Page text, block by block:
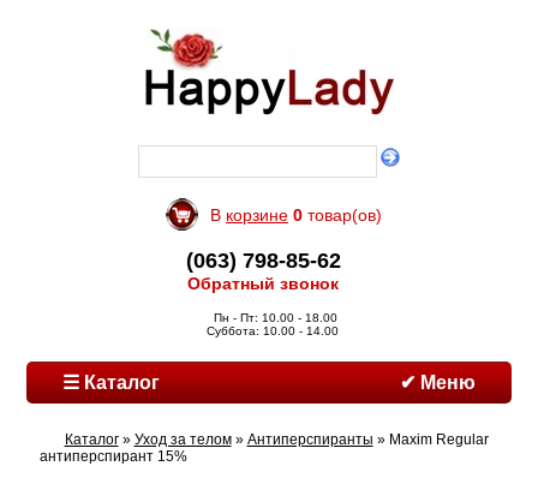
В корзине 0 товар(ов)
(063) 798-85-62
Обратный звонок
Пн - Пт: 10.00 - 18.00
Суббота: 10.00 - 14.00
☰ Каталог ✔ Меню
Каталог» Уход за телом» Антиперспиранты » Maxim Regular
антиперспирант 15%